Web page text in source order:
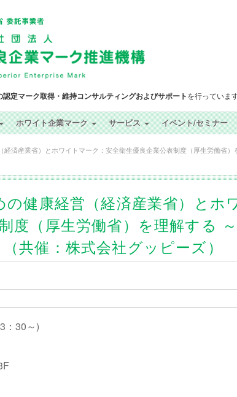
認定マーク取得・維持コンサルティングおよびサポートを行っていま
ホワイト企業マーク サービス イベント/セミナー
済産業省）とホワイトマーク：安全衛生優良企業公表制度（厚生労働省
健康経営（経済産業省）とホ
度（厚生労働省）を理解する
共催：株式会社グッピーズ）
：30～)